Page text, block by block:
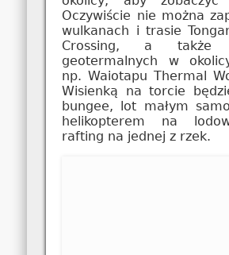
Oczywiście nie można
wulkanach i trasie
Crossing, a także
geotermalnych w
np. Waiotapu Thermal
Wisienką na torcie
bungee, lot małym
helikopterem na
rafting na jednej z rzek.